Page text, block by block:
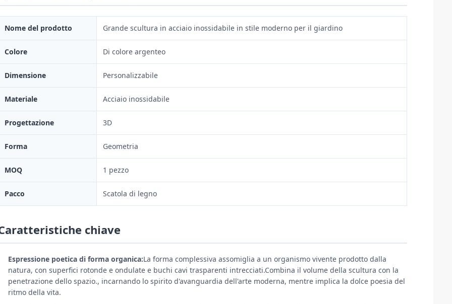
Nome del prodotto Grande scultura in acciaio inossidabile in stile moderno per il giardino
Colore Di colore argenteo
Dimensione Personalizzabile
Materiale Acciaio inossidabile
Progettazione 3D
Forma Geometria
MOQ 1 pezzo
Pacco Scatola di legno
chiave
Espressione poetica di forma organica:La forma complessiva assomiglia a un organismo vivente prodotto dalla
natura, con superfici rotonde e ondulate e buchi cavi trasparenti intrecciati.Combina il volume della scultura con la
penetrazione dello spazio., incarnando lo spirito d'avanguardia dell'arte moderna, mentre implica la dolce poesia del
ritmo della vita.